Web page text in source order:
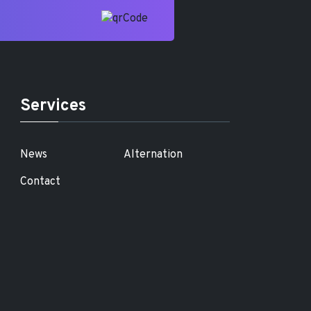
Services
News
Alternation
Contact